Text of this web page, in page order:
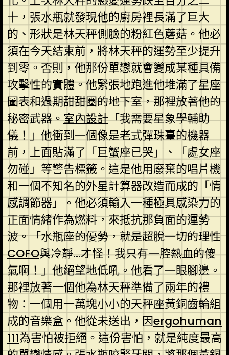
十，張水瓶就發現他的廚房裡長滿了巨大
的、形狀是林天秤側臉的粉紅色蘑菇。他必
須在今天結束前，將林天秤的運勢至少提升
到零。否則，他那份單戀就會變成某種具備
攻擊性的實體。他緊張地跑進他堆滿了星座
圖表和過期甜甜圈的地下室，那裡放著他的
秘密武器。室內設計「我需要星象學輔助
儀！」他衝到一個像是老式彈珠臺的機器
前，上面貼滿了「巨蟹座已哭」、「處女座
勿碰」等警告標籤。這是他用廢棄的唱片機
和一個不知名的外星計算器改造而成的「情
感調節器」。他必須輸入一種極具感染力的
正面情緒作為燃料，來抵抗那負面的運勢
波。「水瓶座的優勢，就是超脫一切的理性
COFO與冷靜…才怪！我只有一腔熱血的傻
氣啊！」他絕望地低吼。他看了一眼腳邊。
那裡放著一個他為林天秤準備了兩年的禮
物：一個用一萬塊小小的天秤座黃銅齒輪組
成的音樂盒。他從未送出，因ergohuman
111為害怕被拒絕。這份害怕，就是純度最高